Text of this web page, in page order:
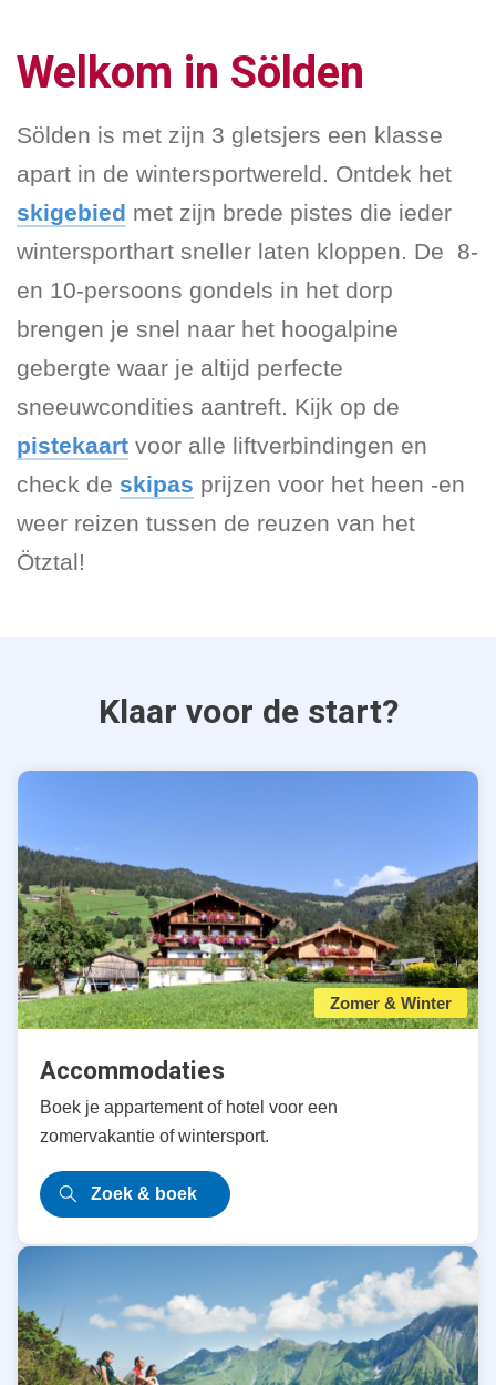
Welkom in Sölden
Sölden is met zijn 3 gletsjers een klasse
apart in de wintersportwereld. Ontdek het
skigebied met zijn brede pistes die ieder
wintersporthart sneller laten kloppen. De 8-
en 10-persoons gondels in het dorp
brengen je snel naar het hoogalpine
gebergte waar je altijd perfecte
sneeuwcondities aantreft. Kijk op de
pistekaart voor alle liftverbindingen en
check de skipas prijzen voor het heen -en
weer reizen tussen de reuzen van het
Ötztal!
Klaar voor de start?
Zomer & Winter
Accommodaties
Boek je appartement of hotel voor een
zomervakantie of wintersport.
Zoek & boek